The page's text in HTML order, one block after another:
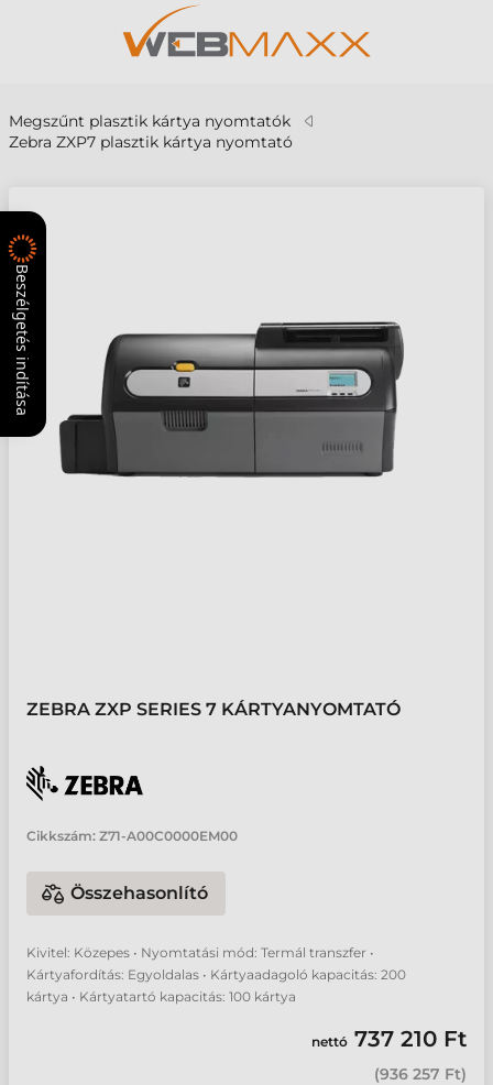
Megszűnt plasztik kártya nyomtatók
Zebra ZXP7 plasztik kártya nyomtató
ZEBRA ZXP SERIES 7 KÁRTYANYOMTATÓ
Cikkszám: Z71-A00C0000EM00
Összehasonlító
Kivitel: Közepes • Nyomtatási mód: Termál transzfer •
Kártyafordítás: Egyoldalas • Kártyaadagoló kapacitás: 200
kártya • Kártyatartó kapacitás: 100 kártya
nettó 737 210 Ft
(936 257 Ft)
Beszélgetés indítása